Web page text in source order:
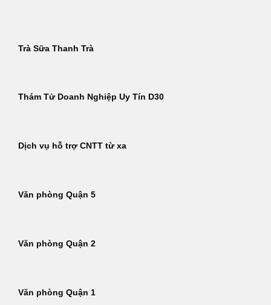
dungTrà Sữa Thanh Trà
Thám Tử Doanh Nghiệp Uy Tín D30
Dịch vụ hỗ trợ CNTT từ xa
Văn phòng Quận 5
Văn phòng Quận 2
Văn phòng Quận 1